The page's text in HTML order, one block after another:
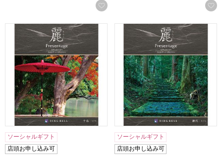
お気に入りに登録する
プレゼンテージ麗 千鳥(チドリ)【カタログギフト】【贈りも
ソーシャルギフト
店頭お申し込み可
プレゼンテージ麗 網代(アジ
ソーシャルギフト
店頭お申し込み可